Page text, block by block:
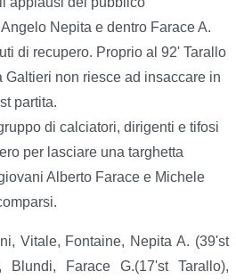
Nepita e dentro Farace A.
di recupero. Proprio al 92' Tarallo
non riesce ad insaccare in
partita.
di calciatori, dirigenti e tifosi
per lasciare una targhetta
Alberto Farace e Michele
Vitale, Fontaine, Nepita A. (39'st
Blundi, Farace G.(17'st Tarallo),